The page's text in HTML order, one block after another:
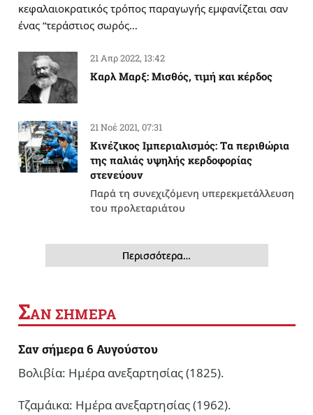
κεφαλαιοκρατικός τρόπος παραγωγής εμφανίζεται σαν
ένας “τεράστιος σωρός…
21 Απρ 2022, 13:42
Καρλ Μαρξ: Μισθός, τιμή και κέρδος
21 Νοέ 2021, 07:31
Κινέζικος Ιμπεριαλισμός: Tα περιθώρια
της παλιάς υψηλής κερδοφορίας
στενεύουν
Παρά τη συνεχιζόμενη υπερεκμετάλλευση
του προλεταριάτου
Περισσότερα…
ΣΑΝ ΣΗΜΕΡΑ
Σαν σήμερα 6 Αυγούστου
Βολιβία: Ημέρα ανεξαρτησίας (1825).
Τζαμάικα: Ημέρα ανεξαρτησίας (1962).